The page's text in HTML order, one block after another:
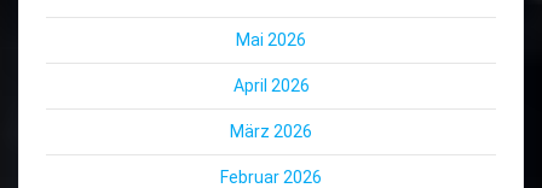
Mai 2026
April 2026
März 2026
Februar 2026